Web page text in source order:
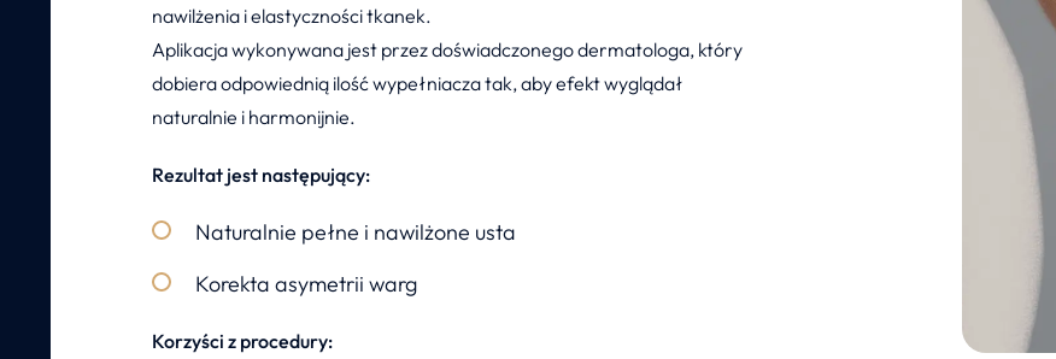
nawilżenia i elastyczności tkanek.
Aplikacja wykonywana jest przez doświadczonego dermatologa, który
dobiera odpowiednią ilość wypełniacza tak, aby efekt wyglądał
naturalnie i harmonijnie.
Rezultat jest następujący:
Naturalnie pełne i nawilżone usta
Korekta asymetrii warg
Korzyści z procedury: